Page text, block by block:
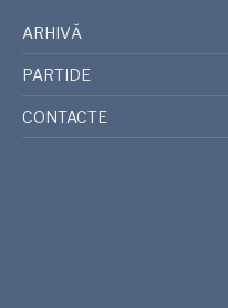
ARHIVĂ
PARTIDE
CONTACTE